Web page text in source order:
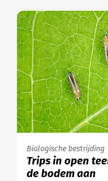
Biologische bestrijding
Trips in open
de bodem aan